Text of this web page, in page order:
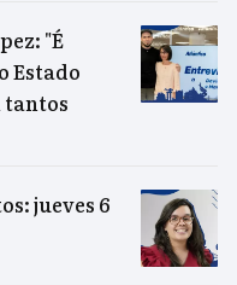
"É
Estado
tantos
jueves 6